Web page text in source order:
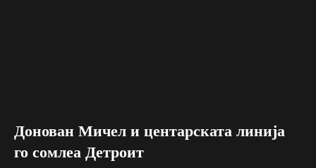
Донован Мичел и центарската линија
го сомлеа Детроит